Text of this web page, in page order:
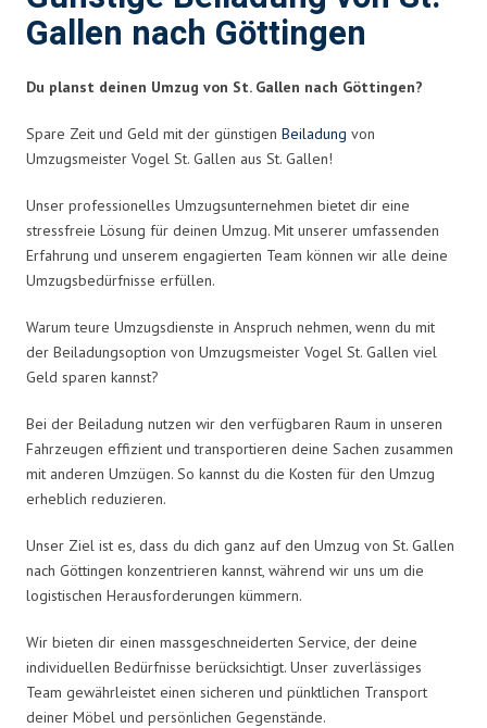
Gallen nach Göttingen
Du planst deinen Umzug von St. Gallen nach Göttingen?
Spare Zeit und Geld mit der günstigen Beiladung von
Umzugsmeister Vogel St. Gallen aus St. Gallen!
Unser professionelles Umzugsunternehmen bietet dir eine
stressfreie Lösung für deinen Umzug. Mit unserer umfassenden
Erfahrung und unserem engagierten Team können wir alle deine
Umzugsbedürfnisse erfüllen.
Warum teure Umzugsdienste in Anspruch nehmen, wenn du mit
der Beiladungsoption von Umzugsmeister Vogel St. Gallen viel
Geld sparen kannst?
Bei der Beiladung nutzen wir den verfügbaren Raum in unseren
Fahrzeugen effizient und transportieren deine Sachen zusammen
mit anderen Umzügen. So kannst du die Kosten für den Umzug
erheblich reduzieren.
Unser Ziel ist es, dass du dich ganz auf den Umzug von St. Gallen
nach Göttingen konzentrieren kannst, während wir uns um die
logistischen Herausforderungen kümmern.
Wir bieten dir einen massgeschneiderten Service, der deine
individuellen Bedürfnisse berücksichtigt. Unser zuverlässiges
Team gewährleistet einen sicheren und pünktlichen Transport
deiner Möbel und persönlichen Gegenstände.